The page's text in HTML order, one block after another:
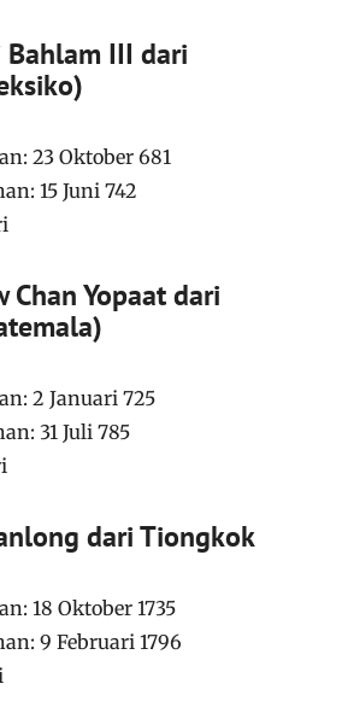
Bahlam III dari
23 Oktober 681
15 Juni 742
Chan Yopaat dari
2 Januari 725
31 Juli 785
dari Tiongkok
18 Oktober 1735
9 Februari 1796